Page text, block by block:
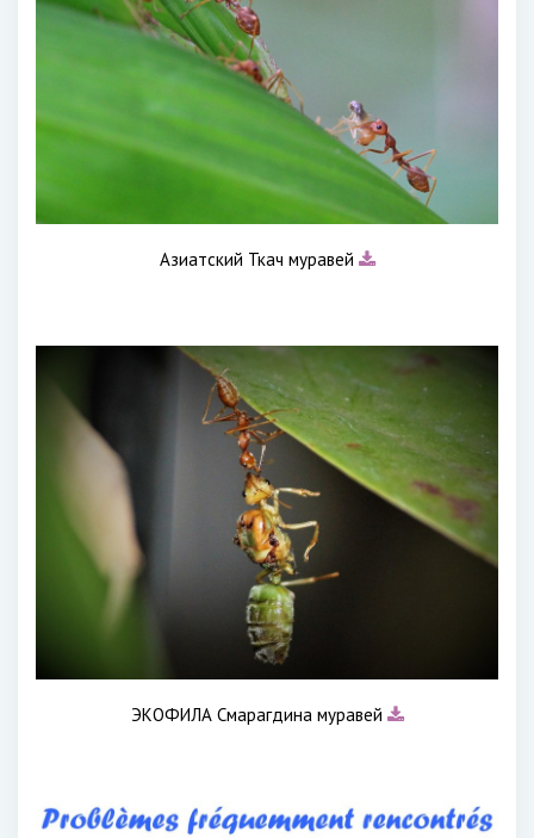
Азиатский Ткач муравей
ЭКОФИЛА Смарагдина муравей